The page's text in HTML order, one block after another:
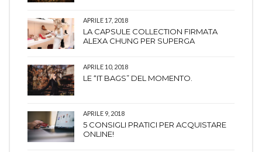
APRILE 17, 2018
LA CAPSULE COLLECTION FIRMATA
ALEXA CHUNG PER SUPERGA
APRILE 10, 2018
LE “IT BAGS” DEL MOMENTO.
APRILE 9, 2018
5 CONSIGLI PRATICI PER ACQUISTARE
ONLINE!